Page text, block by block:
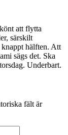
att flytta
särskilt
hälften. Att
sägs det. Ska
Underbart.
fält är